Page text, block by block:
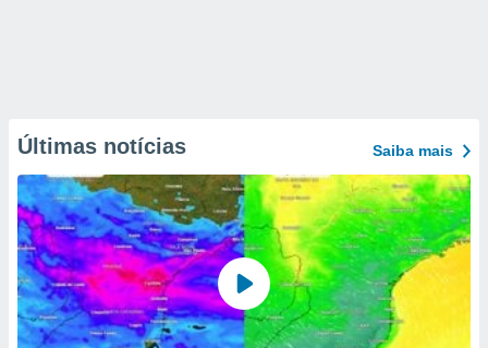
Últimas notícias Saiba mais